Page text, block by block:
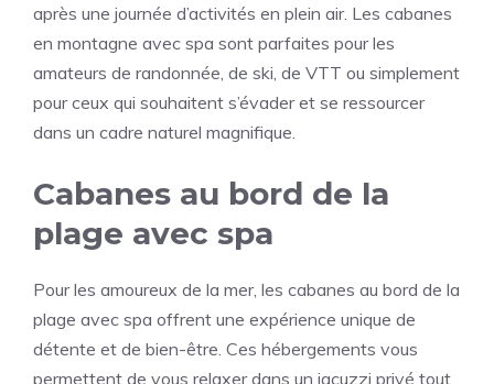
après une journée d’activités en plein air. Les cabanes
en montagne avec spa sont parfaites pour les
amateurs de randonnée, de ski, de VTT ou simplement
pour ceux qui souhaitent s’évader et se ressourcer
dans un cadre naturel magnifique.
Cabanes au bord de la
plage avec spa
Pour les amoureux de la mer, les cabanes au bord de la
plage avec spa offrent une expérience unique de
détente et de bien-être. Ces hébergements vous
permettent de vous relaxer dans un jacuzzi privé tout